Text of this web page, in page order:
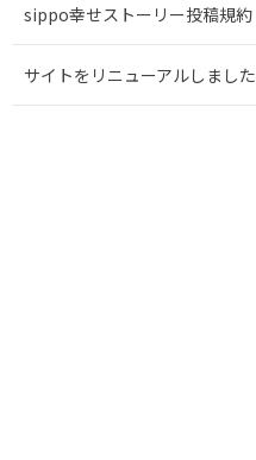
sippo幸せストーリー投稿規約
サイトをリニューアルしました